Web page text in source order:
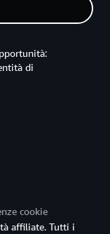
di
cookie
affiliate. Tutti i